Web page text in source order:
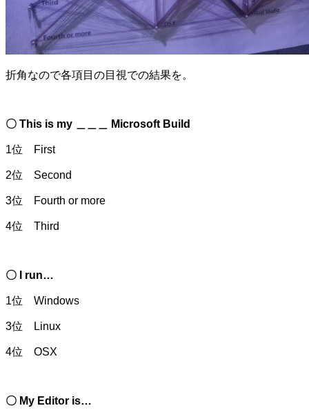
折角なので各項目の目視での結果を。
〇 This is my ＿＿＿ Microsoft Build
1位 First
2位 Second
3位 Fourth or more
4位 Third
〇 I run…
1位 Windows
3位 Linux
4位 OSX
〇 My Editor is…